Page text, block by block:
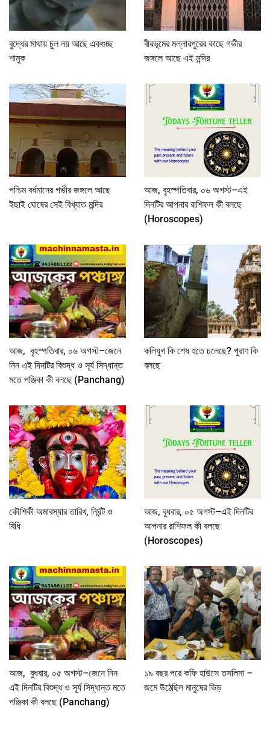
বুদ্ধের মাথায় চুল নয় আছে একগুচ্ছ
শামুক
বীরভূমের মল্লারপুরের কাছে গভীর
জঙ্গলে আছে এই মন্দির
পশ্চিম বর্ধমানের গভীর জঙ্গলে আছে
ইছাই ঘোষের সেই বিখ্যাত মন্দির
আজ, বৃহস্পতিবার, ০৬ অগস্ট–এই
দিনটির আপনার রাশিফল কী বলছে
(Horoscopes)
আজ, বৃহস্পতিবার, ০৬ অগস্ট–জেনে
নিন এই দিনটির বিশুদ্ধ ও সূর্য সিদ্ধান্ত
মতে পঞ্জিকা কী বলছে (Panchang)
কলিযুগ কি শেষ হতে চলেছে? পুরাণ কি
বলছে
কৌশিকী অমাবস্যার তারিখ, নির্ঘন্ট ও
বিধি
আজ, বুধবার, ০৫ অগস্ট–এই দিনটির
আপনার রাশিফল কী বলছে
(Horoscopes)
আজ, বুধবার, ০৫ অগস্ট–জেনে নিন
এই দিনটির বিশুদ্ধ ও সূর্য সিদ্ধান্ত মতে
পঞ্জিকা কী বলছে (Panchang)
১৯ বছর পরে কফি হাউসে তসলিমা –
জমে উঠেছিল মানুষের ভিড়